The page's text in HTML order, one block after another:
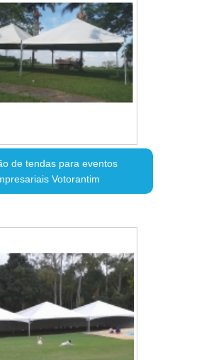
de tendas para eventos
Votorantim